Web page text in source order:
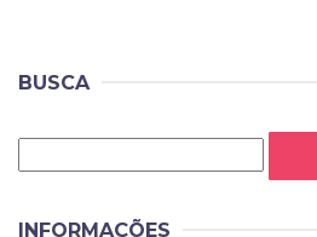
BUSCA
INFORMAÇÕES